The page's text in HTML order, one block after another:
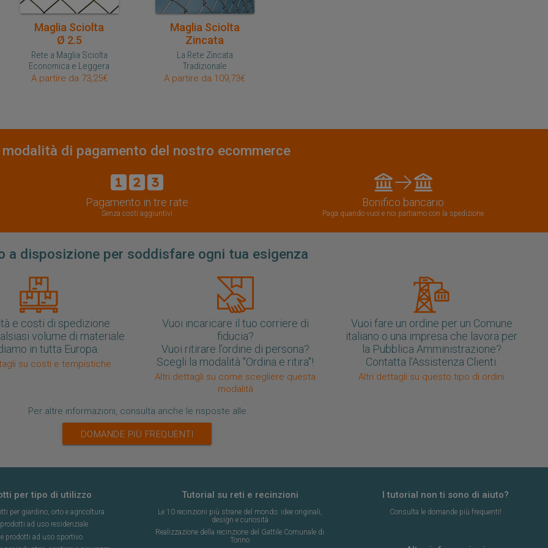
Acquisto veloce
Maglia Sciolta
Ø 2.5
Rete a Maglia Sciolta
Economica e Leggera
A partire da 73,25€
Acquisto veloce
Maglia Sciolta
Zincata
La Rete Zincata
Tradizionale
A partire da 109,73€
modalità di pagamento del nostro ecommerce
Pagamento in tre rate
Senza costi aggiuntivi
Bonifico bancario
Paga quando vuoi e noi partiamo con la spedizione
a disposizione per soddisfare ogni tua esigenza
e costi di spedizione
volume di materiale.
in tutta Europa.
su costi e tempistiche
Vuoi incaricare il tuo corriere di
fiducia?
Vuoi ritirare l’ordine di persona?
Scegli la modalità "Ordina e ritira"!
Altri dettagli su come scegliere questa
modalità
Vuoi fare un ordine per un Comune
italiano o una impresa che lavora per
la Pubblica Amministrazione?
Contatta l'Assistenza Clienti.
Altri dettagli su questo tipo di ordini
Per altre informazioni, consulta anche le risposte alle
DOMANDE PIÙ FREQUENTI
per tipo di utilizzo
per giardino, orto e agricoltura
prodotti ad uso residenziale
e prodotti ad uso sportivo
Tutorial su reti e recinzioni
Le 10 recinzioni più strane del mondo: idee originali,
design e curiosità
Realizzazione della recinzione del Gattile Comunale di
Torino
I tutorial non ti sono di aiuto?
Consulta le domande più frequenti!